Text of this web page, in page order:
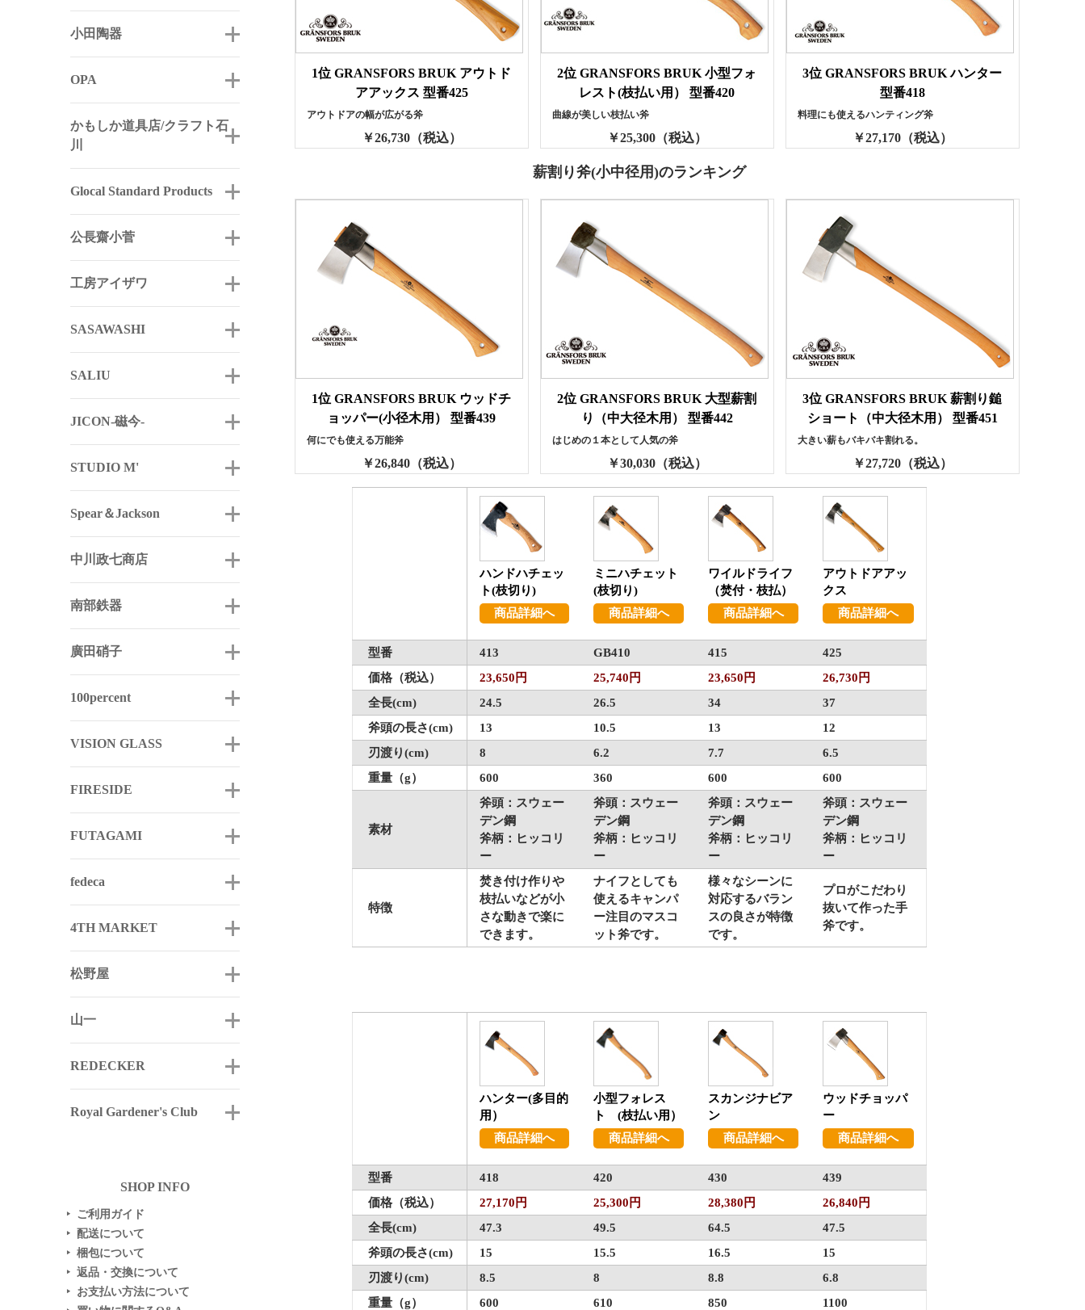
小田陶器
OPA
かもしか道具店/クラフト石
川
Glocal Standard Products
公長齋小菅
工房アイザワ
SASAWASHI
SALIU
JICON-磁今-
STUDIO M'
Spear＆Jackson
中川政七商店
南部鉄器
廣田硝子
100percent
VISION GLASS
FIRESIDE
FUTAGAMI
fedeca
4TH MARKET
松野屋
山一
REDECKER
Royal Gardener's Club
SHOP INFO
▶ ご利用ガイド
▶ 配送について
▶ 梱包について
▶ 返品・交換について
▶ お支払い方法について
1位 GRANSFORS BRUK アウトド
アアックス 型番425
アウトドアの幅が広がる斧
￥26,730（税込）
2位 GRANSFORS BRUK 小型フォ
レスト(枝払い用） 型番420
曲線が美しい枝払い斧
￥25,300（税込）
3位 GRANSFORS BRUK ハンター
型番418
料理にも使えるハンティング斧
￥27,170（税込）
薪割り斧(小中径用)のランキング
1位 GRANSFORS BRUK ウッドチ
ョッパー(小径木用） 型番439
何にでも使える万能斧
￥26,840（税込）
2位 GRANSFORS BRUK 大型薪割
り（中大径木用） 型番442
はじめの１本として人気の斧
￥30,030（税込）
3位 GRANSFORS BRUK 薪割り鎚
ショート（中大径木用） 型番451
大きい薪もバキバキ割れる。
￥27,720（税込）
ハンドハチェッ
ト(枝切り)
商品詳細へ
ミニハチェット
(枝切り)
商品詳細へ
ワイルドライフ
（焚付・枝払）
商品詳細へ
アウトドアアッ
クス
商品詳細へ
型番 413 GB410 415
425
価格（税込）
23,650円 25,740円 23,650円
26,730円
全長(cm)
24.5 26.5 34
37
斧頭の長さ(cm)
13 10.5 13
12
刃渡り(cm)
8 6.2 7.7
6.5
重量（g）
600 360 600 600
素材
斧頭：スウェー
デン鋼
斧柄：ヒッコリ
ー
斧頭：スウェー
デン鋼
斧柄：ヒッコリ
ー
斧頭：スウェー
デン鋼
斧柄：ヒッコリ
ー
斧頭：スウェー
デン鋼
斧柄：ヒッコリ
ー
特徴
焚き付け作りや
枝払いなどが小
さな動きで楽に
できます。
ナイフとしても
使えるキャンパ
ー注目のマスコ
ット斧です。
様々なシーンに
対応するバラン
スの良さが特徴
です。
プロがこだわり
抜いて作った手
斧です。
ハンター(多目的
用）
商品詳細へ
小型フォレス
ト (枝払い用）
商品詳細へ
スカンジナビア
ン
商品詳細へ
ウッドチョッパ
ー
商品詳細へ
型番 418 420 430
439
価格（税込）
27,170円 25,300円 28,380円
26,840円
全長(cm)
47.3 49.5 64.5
47.5
斧頭の長さ(cm)
15 15.5 16.5
15
刃渡り(cm)
8.5 8 8.8
6.8
重量（g）
600 610 850 1100